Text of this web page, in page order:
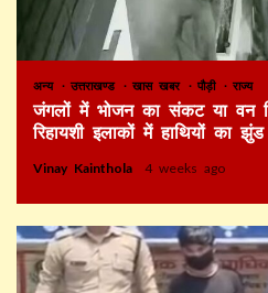
अन्य उत्तराखण्ड खास खबर पौड़ी राज्य
जंगलों में भोजन का संकट या वन
रिहायशी इलाकों में हाथियों का
Vinay Kainthola 4 weeks ago